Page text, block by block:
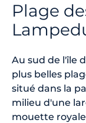
Plage
Au sud de l'île
plus belles
situé dans la
milieu d'une
mouette